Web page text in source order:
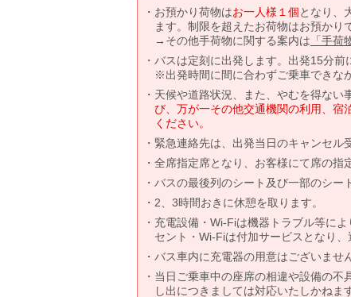
お預かり荷物はお一人様１個となり、
ます。制限を超えたお荷物はお預かり
→その他手荷物に関する案内は 「手
バスは定刻に出発します。出発15分前
※出発時間に間に合わずご乗車できな
天候や道路状況、また、やむを得ない
び、万が一その他交通機関の利用、宿
ください。
緊急連絡先は、出発当日のキャンセル
全席指定席となり、お客様にて席の指
バスの最後列のシート及び一部のシー
2、3時間おきに休憩を取ります。
充電設備・Wi-Fiは機器トラブル等に
セント・Wi-Fiは付加サービスとなり、
バス車内に充電器の用意はございませ
当日ご乗車中の座席の相違や設備の不
し出につきましては対応いたしかねま